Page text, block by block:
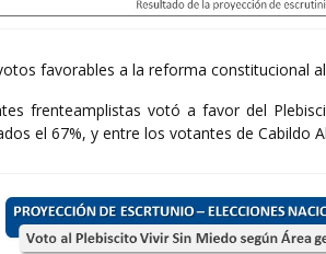
favorables a la reforma constitucional
frenteamplistas votó a favor del
el 67%, y entre los votantes de Cabildo